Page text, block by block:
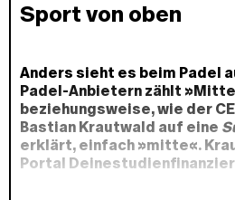
Sport von oben
Anders sieht es beim Padel
Padel-Anbietern zählt
beziehungsweise, wie der
Bastian Krautwald auf eine
erklärt, einfach »mitte«.
Portal